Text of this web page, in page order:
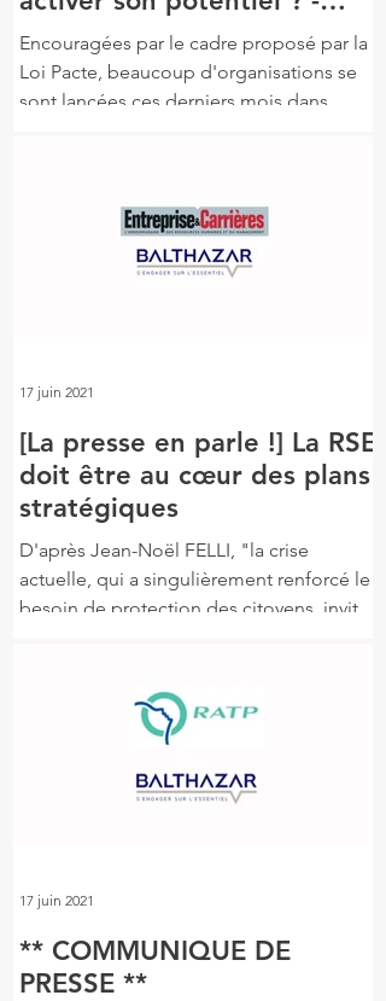
Episode 3
Encouragées par le cadre proposé par la
Loi Pacte, beaucoup d'organisations se
sont lancées ces derniers mois dans
[La presse en parle !] La RSE
doit être au cœur des plans
stratégiques
D'après Jean-Noël FELLI, "la crise
actuelle, qui a singulièrement renforcé le
besoin de protection des citoyens, invite
17 juin 2021
** COMMUNIQUE DE
PRESSE **
17 juin 2021